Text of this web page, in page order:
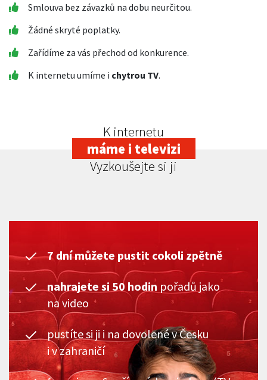
Smlouva bez závazků na dobu neurčitou.
Žádné skryté poplatky.
Zařídíme za vás přechod od konkurence.
K internetu umíme i chytrou TV.
K internetu
máme i televizi
Vyzkoušejte si ji
7 dní můžete pustit cokoli zpětně
nahrajete si 50 hodin pořadů jako
na video
pustíte si ji i na dovolené v Česku
i v zahraničí